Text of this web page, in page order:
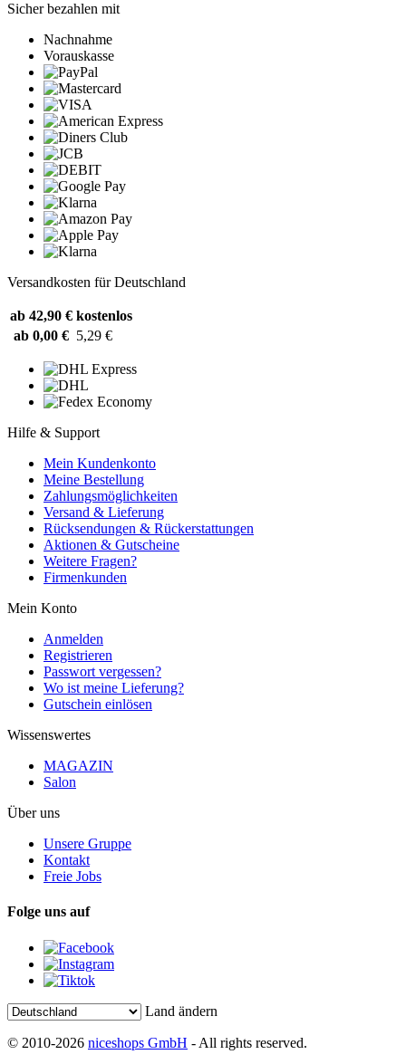
Sicher bezahlen mit
Nachnahme
Vorauskasse
Versandkosten für Deutschland
ab 42,90 € kostenlos
ab 0,00 € 5,29 €
Hilfe & Support
Mein Kundenkonto
Meine Bestellung
Zahlungsmöglichkeiten
Versand & Lieferung
Rücksendungen & Rückerstattungen
Aktionen & Gutscheine
Weitere Fragen?
Firmenkunden
Mein Konto
Anmelden
Registrieren
Passwort vergessen?
Wo ist meine Lieferung?
Gutschein einlösen
Wissenswertes
MAGAZIN
Salon
Über uns
Unsere Gruppe
Kontakt
Freie Jobs
Folge uns auf
Land ändern
© 2010-2026 niceshops GmbH - All rights reserved.